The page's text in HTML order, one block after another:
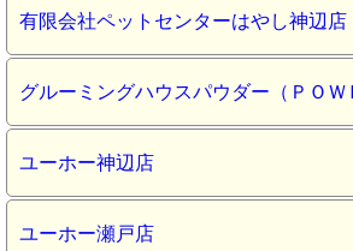
有限会社ペットセンターはやし神辺店
グルーミングハウスパウダー（ＰＯＷ
ユーホー神辺店
ユーホー瀬戸店